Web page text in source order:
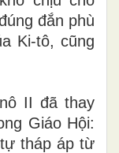
đắn phù
Ki-tô, cũng
II đã thay
Giáo Hội:
tháp áp từ